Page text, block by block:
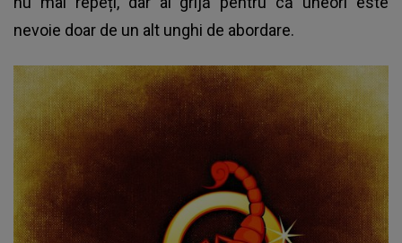
nevoie doar de un alt unghi de abordare.